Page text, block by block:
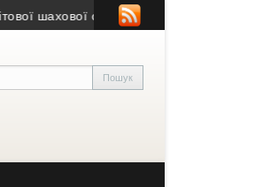
слави • 27 тисяч за фальшиве